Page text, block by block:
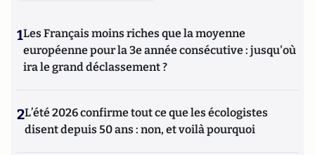
1Les Français moins riches que la moyenne
européenne pour la 3e année consécutive : jusqu'où
ira le grand déclassement ?
2L’été 2026 confirme tout ce que les écologistes
disent depuis 50 ans : non, et voilà pourquoi